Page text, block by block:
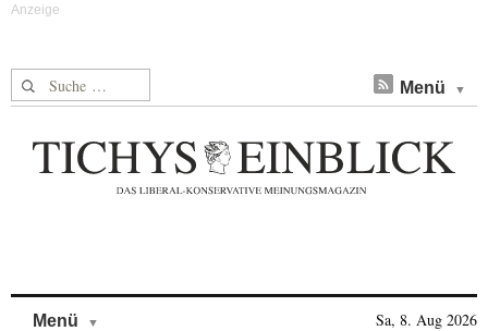
Suche nach: Menü
Menü Sa, 8. Aug 2026